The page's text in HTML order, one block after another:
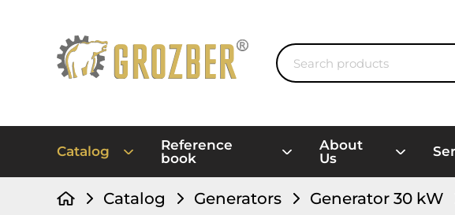
Catalog
Reference
book
About
Us
Catalog Generators Generator 30 kW